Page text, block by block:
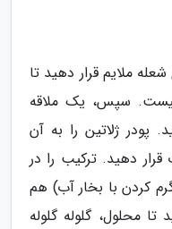
ملایم قرار دهید تا
سپس، یک ملاقه
پودر ژلاتین را به آن
دهید. ترکیب را در
کردن با بخار آب) هم
تا محلول، گلوله گلوله